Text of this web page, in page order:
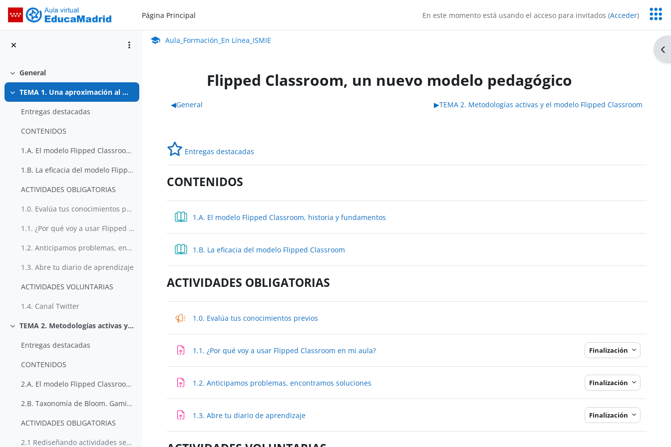
Aula_Formación_En Línea_ISMIEPágina Principal En este momento está usando el acceso para invitados (Acceder)
Colapsar
General
Colapsar TEMA 1. Una aproximación al Modelo Flipped Classroom
Entregas destacadas
CONTENIDOS
1.A. El modelo Flipped Classroom, historia y fundamentos
1.B. La eficacia del modelo Flipped Classroom
ACTIVIDADES OBLIGATORIAS
1.0. Evalúa tus conocimientos previos
1.1. ¿Por qué voy a usar Flipped Classroom en mi aula?
1.2. Anticipamos problemas, encontramos soluciones
1.3. Abre tu diario de aprendizaje
ACTIVIDADES VOLUNTARIAS
1.4. Canal Twitter
Colapsar TEMA 2. Metodologías activas y el modelo Flipped Classroom
Entregas destacadas
CONTENIDOS
2.A. El modelo Flipped Classroom y su relación con metodologías didácticas innovadoras
2.B. Taxonomía de Bloom. Gamificación
ACTIVIDADES OBLIGATORIAS
2.1 Rediseñando actividades según la taxonomía de Bloom
Aula Virtual de EducaMadrid:
Aula_Formación_En Línea_ISMIE
Flipped Classroom, un nuevo modelo pedagógico
Perfilado de sección
◀︎General ▶︎TEMA 2. Metodologías activas y el modelo Flipped Classroom
Entregas destacadas
CONTENIDOS
1.A. El modelo Flipped Classroom, historia y fundamentos
1.B. La eficacia del modelo Flipped Classroom
ACTIVIDADES OBLIGATORIAS
1.0. Evalúa tus conocimientos previos
1.1. ¿Por qué voy a usar Flipped Classroom en mi aula?Tarea Finalización
1.2. Anticipamos problemas, encontramos soluciones Finalización
1.3. Abre tu diario de aprendizajeTarea Finalización